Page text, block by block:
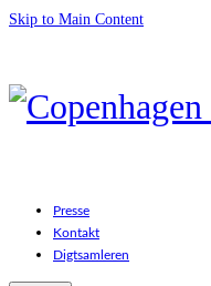
Skip to Main Content
Presse
Kontakt
Digtsamleren